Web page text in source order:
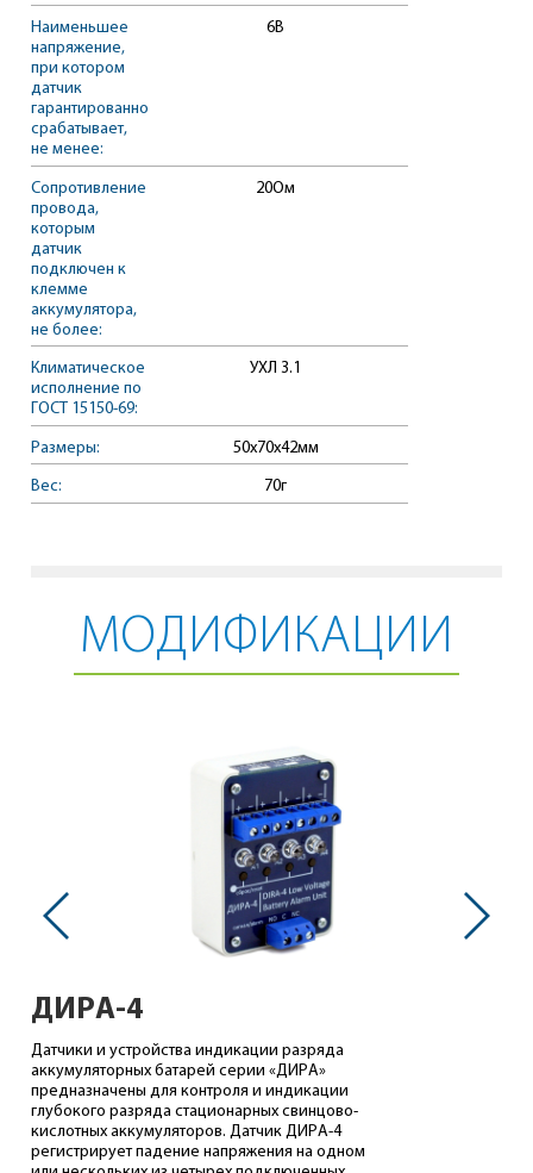
Наименьшее
напряжение,
при котором
датчик
гарантированно
срабатывает,
не менее:
6В
Сопротивление
провода,
которым
датчик
подключен к
клемме
аккумулятора,
не более:
20Ом
Климатическое
исполнение по
ГОСТ 15150-69:
УХЛ 3.1
Размеры: 50х70х42мм
Вес: 70г
МОДИФИКАЦИИ
ДИРА-4
Датчики и устройства индикации разряда
аккумуляторных батарей серии «ДИРА»
предназначены для контроля и индикации
глубокого разряда стационарных свинцово-
кислотных аккумуляторов. Датчик ДИРА-4
регистрирует падение напряжения на одном